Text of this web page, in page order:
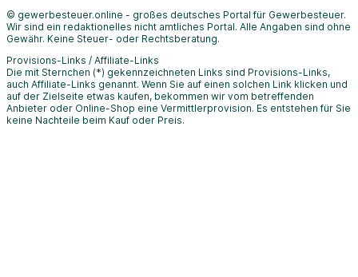
© gewerbesteuer.online - großes deutsches Portal für Gewerbesteuer.
Wir sind ein redaktionelles nicht amtliches Portal. Alle Angaben sind ohne
Gewähr. Keine Steuer- oder Rechtsberatung.
Provisions-Links / Affiliate-Links
Die mit Sternchen (*) gekennzeichneten Links sind Provisions-Links,
auch Affiliate-Links genannt. Wenn Sie auf einen solchen Link klicken und
auf der Zielseite etwas kaufen, bekommen wir vom betreffenden
Anbieter oder Online-Shop eine Vermittlerprovision. Es entstehen für Sie
keine Nachteile beim Kauf oder Preis.